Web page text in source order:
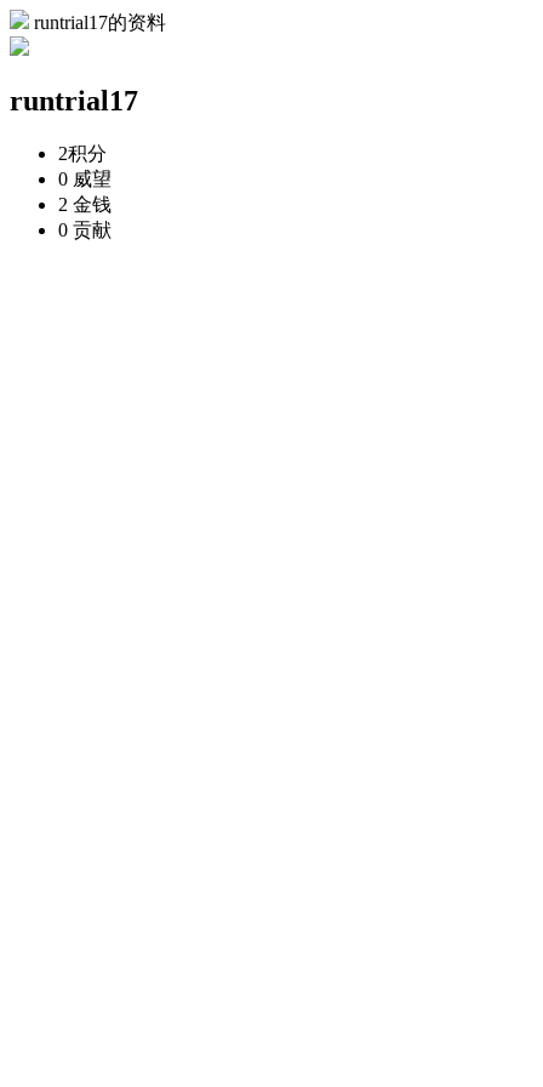
runtrial17的资料
runtrial17
2积分
0 威望
2 金钱
0 贡献